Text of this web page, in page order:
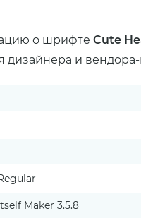
о шрифте Cute
и
Maker 3.5.8